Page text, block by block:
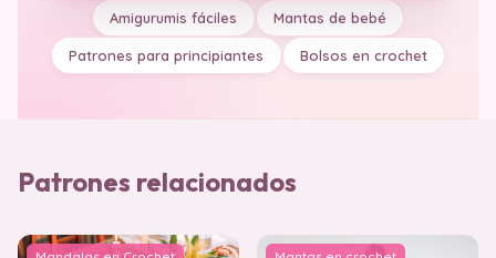
Amigurumis fáciles Mantas de bebé
Patrones para principiantes Bolsos en crochet
Patrones relacionados